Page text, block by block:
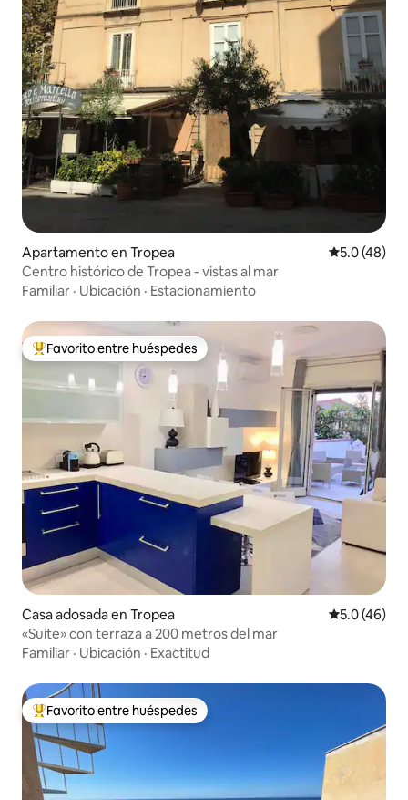
Apartamento en Tropea Calificación
5.0 (48)
Centro histórico de Tropea - vistas al mar
Familiar · Ubicación · Estacionamiento
Favorito entre huéspedes preferido
Favorito entre huéspedes
Casa adosada en Tropea Calificación
5.0 (46)
«Suite» con terraza a 200 metros del mar
Familiar · Ubicación · Exactitud
Favorito entre huéspedes preferido
Favorito entre huéspedes